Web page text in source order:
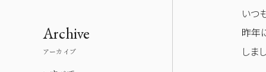
いつ
昨年
しま
Archive
アーカイブ